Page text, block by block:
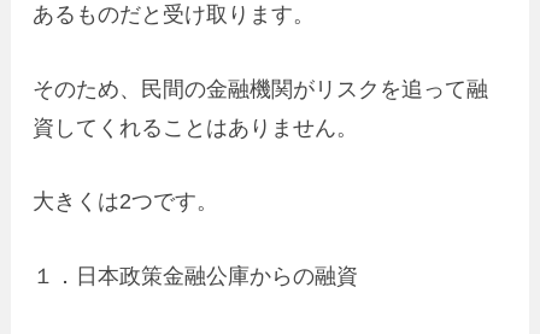
あるものだと受け取ります。
そのため、民間の金融機関がリスクを追って融
資してくれることはありません。
大きくは2つです。
１．日本政策金融公庫からの融資